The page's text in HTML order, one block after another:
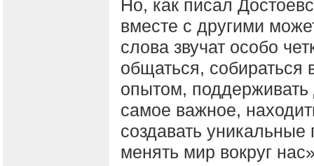
Но, как писал
вместе с другими
слова звучат особо
общаться, собираться
опытом, поддерживать
самое важное,
создавать
менять мир вокруг